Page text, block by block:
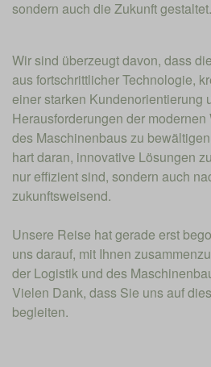
sondern auch die Zukunft gestaltet.
Wir sind überzeugt davon, dass
aus fortschrittlicher Technologie,
einer starken Kundenorientierung
Herausforderungen der
des Maschinenbaus zu
hart daran, innovative Lösungen
nur effizient sind, sondern auch
zukunftsweisend.
Unsere Reise hat gerade erst
uns darauf, mit Ihnen
der Logistik und des
Vielen Dank, dass Sie uns auf
begleiten.